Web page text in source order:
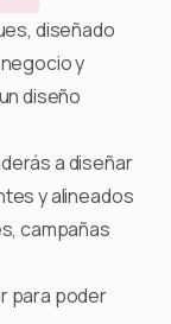
diseñado
y
diseño
a diseñar
y alineados
campañas
para poder